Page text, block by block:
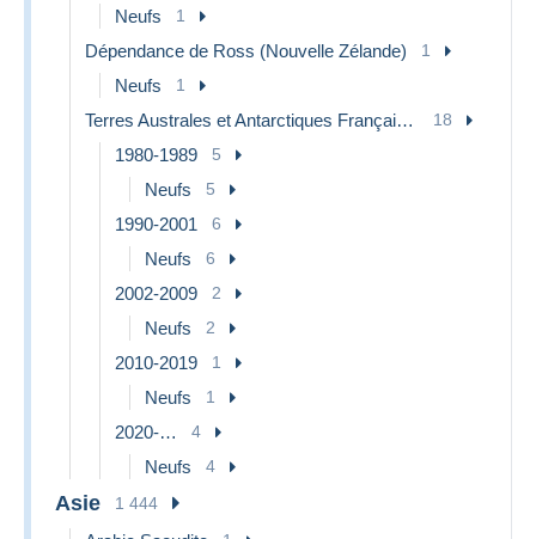
Neufs 1
Dépendance de Ross (Nouvelle Zélande) 1
Neufs 1
Terres Australes et Antarctiques Françaises (TAAF) 18
1980-1989 5
Neufs 5
1990-2001 6
Neufs 6
2002-2009 2
Neufs 2
2010-2019 1
Neufs 1
2020-… 4
Neufs 4
Asie 1 444